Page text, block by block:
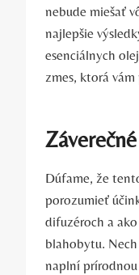
nebude miešať
najlepšie
esenciálnych
zmes, ktorá
Dúfame, že
porozumieť
difuzéroch a
blahobytu. Nech
naplní